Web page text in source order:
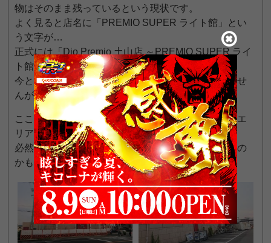
物はそのまま残っているという現状です。
よく見ると店名に「PREMIO SUPER ライト館」とい
う文字が…
正式には「Dio Premio 土山店 ～PREMIO SUPER ライ
ト館～」なのでしょうか。
今となってはもうどうでも良いことなのかもしれませ
んが…
ここから車で少し走れば、パチンコの栄えた加古川エ
リアに差し掛かります。
必然的にこの周辺は既に厳しいエリアと化しているの
かもしれませんね…